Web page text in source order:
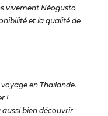
vivement Néogusto
et la qualité de
en Thaïlande.
!
aussi bien découvrir